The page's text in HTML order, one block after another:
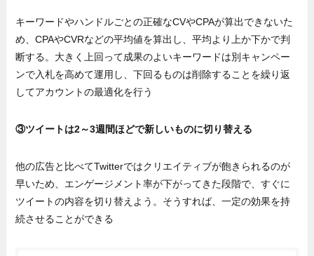
キーワードやハンドルごとの正確なCVやCPAが算出できないた
め、CPAやCVRなどの平均値を算出し、平均より上か下かで判
断する。大きく上回って成果のよいキーワードは別キャンペー
ンで入札を高めて運用し、下回るものは削除することを繰り返
してアカウントの最適化を行う
③ツイートは2～3週間ほどで新しいものに切り替える
他の広告と比べてTwitterではクリエイティブが飽きられるのが
早いため、エンゲージメント率が下がってきた段階で、すぐに
ツイートの内容を切り替えよう。そうすれば、一定の効果を持
続させることができる